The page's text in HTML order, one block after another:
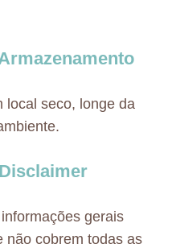
local seco, longe da
gerais
não cobrem todas as